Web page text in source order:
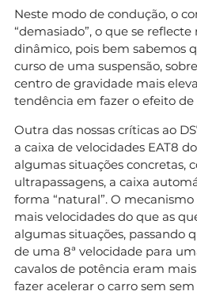
Neste modo de condução, o
“demasiado”, o que se
dinâmico, pois bem sabemos
curso de uma suspensão,
centro de gravidade mais
tendência em fazer o efeito
Outra das nossas críticas ao
a caixa de velocidades EAT8
algumas situações concretas,
ultrapassagens, a caixa
forma “natural”. O
mais velocidades do que as
algumas situações, passando
de uma 8ª velocidade para
cavalos de potência eram
fazer acelerar o carro sem